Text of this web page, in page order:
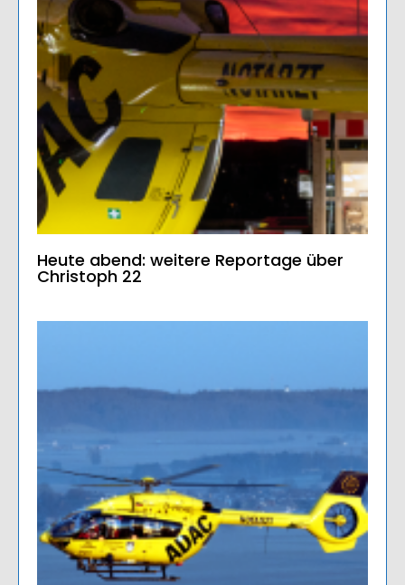
Heute abend: weitere Reportage über
Christoph 22